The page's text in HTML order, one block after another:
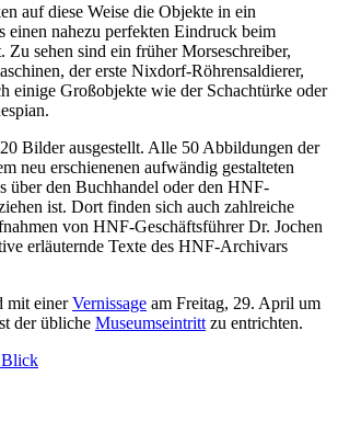
auf diese Weise die Objekte in ein
einen nahezu perfekten Eindruck beim
Zu sehen sind ein früher Morseschreiber,
der erste Nixdorf-Röhrensaldierer,
einige Großobjekte wie der Schachtürke oder
Bilder ausgestellt. Alle 50 Abbildungen der
neu erschienenen aufwändig gestalteten
über den Buchhandel oder den HNF-
ist. Dort finden sich auch zahlreiche
von HNF-Geschäftsführer Dr. Jochen
erläuternde Texte des HNF-Archivars
mit einerVernissage am Freitag, 29. April um
der übliche Museumseintritt zu entrichten.
Blick